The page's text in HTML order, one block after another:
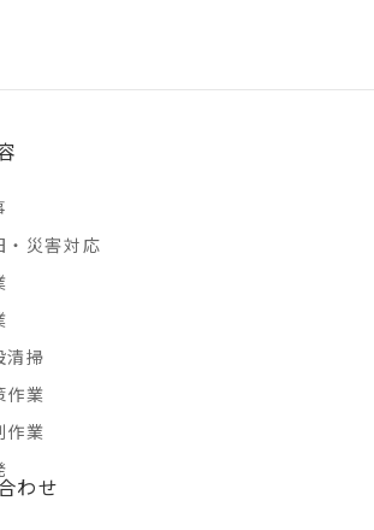
・災害対応
清掃
作業
作業
わせ